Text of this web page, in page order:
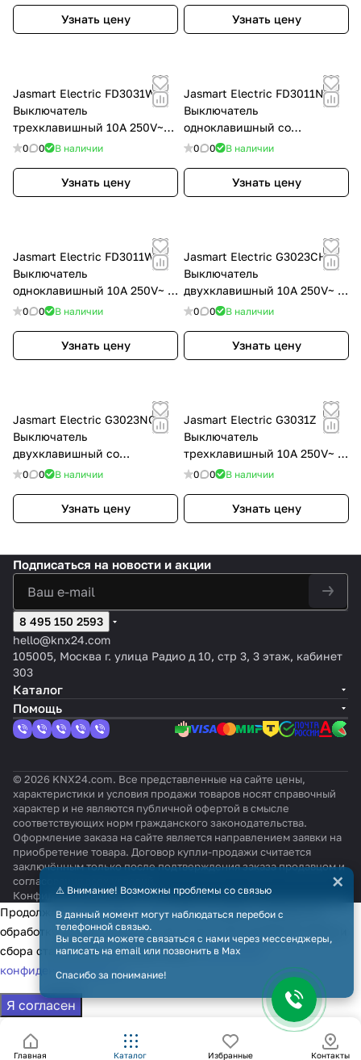
Узнать цену
глянцевый, FD3023NW
Узнать цену
Jasmart Electric FD3031W
Выключатель
трехклавишный 10A 250V~с
накладкой, цвет белый
0 0 В наличии
Узнать цену
Jasmart Electric FD3011NW
Выключатель
одноклавишный со
светодиодом 10A 250V~ с
глянцевый, FD3011NW
0 0 В наличии
Узнать цену
Jasmart Electric FD3011W
Выключатель
одноклавишный 10A 250V~ с
накладкой, цвет белый
0 0 В наличии
Узнать цену
Jasmart Electric G3023CH
Выключатель
двухклавишный 10A 250V~ с
накладкой, цвет шампань,
0 0 В наличии
Узнать цену
Jasmart Electric G3023NCH
Выключатель
двухклавишный со
светодиодами 10A 250V~ с
G3023NCH
0 0 В наличии
Узнать цену
Jasmart Electric G3031Z
Выключатель
трехклавишный 10A 250V~ с
накладкой, цвет Мокко ,
0 0 В наличии
Узнать цену
Главная Каталог Избранные Контакты
Подписаться на новости и акции
8 495 150 2593
hello@knx24.com
105005, Москва г. улица Радио д 10, стр 3, 3 этаж, кабинет
303
Каталог
Помощь
© 2026 KNX24.com. Все представленные на сайте цены,
характеристики и условия продажи товаров носят справочный
характер и не являются публичной офертой в смысле
соответствующих норм гражданского законодательства.
Оформление заказа на сайте является направлением заявки на
приобретение товара. Договор купли-продажи считается
заключённым только после подтверждения заказа продавцом и
согласования всех условий.
КонфиденциальностьОферта
⚠️ Внимание! Возможны проблемы со связью
В данный момент могут наблюдаться перебои с
телефонной связью.
Вы всегда можете связаться с нами через мессенджеры,
написать на email или позвонить в Max
Спасибо за понимание!
×
Продолжая использовать наш сайт, вы даёте согласие на
обработку файлов cookie в целях функционирования сайта и
сбора статистики в соответствии сполитикой
конфиденциальности
Я согласен